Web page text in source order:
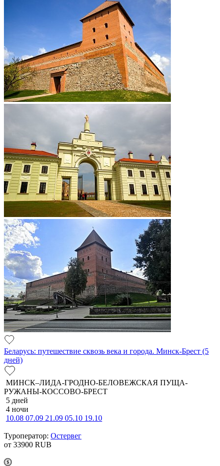
Беларусь: путешествие сквозь века и города. Минск-Брест (5
дней)
МИНСК–ЛИДА-ГРОДНО-БЕЛОВЕЖСКАЯ ПУЩА-
РУЖАНЫ-КОССОВО-БРЕСТ
5 дней
4 ночи
10.08 07.09 21.09 05.10 19.10
Туроператор: Остервег
от 33900 RUB